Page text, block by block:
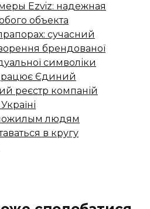
Ezviz: надежная
объекта
сучасний
брендованої
символіки
Єдиний
реєстр компаній
людям
в кругу